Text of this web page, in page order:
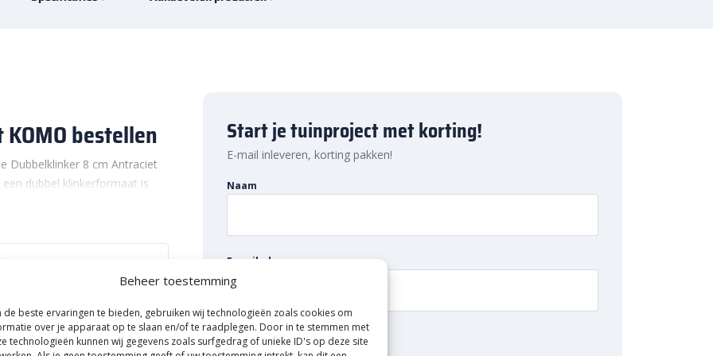
Beheer toestemming
de beste ervaringen te bieden, gebruiken wij technologieën zoals cookies om
over je apparaat op te slaan en/of te raadplegen. Door in te stemmen met
technologieën kunnen wij gegevens zoals surfgedrag of unieke ID's op deze site
bestellen
Dubbelklinker 8 cm Antraciet
dubbel klinkerformaat is
dikte van 8 cm zijn de
alleen perfect voor de
oprit. Het 21×21 cm
Daarom zijn deze stenen
voegen hebt dan bij het
Start je tuinproject met korting!
E-mail inleveren, korting pakken!
Naam
E-mailadres